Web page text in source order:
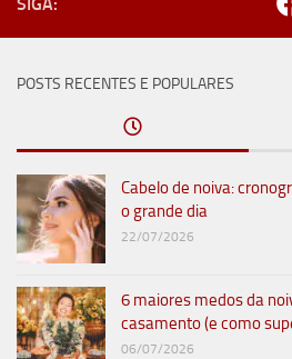
POSTS RECENTES E POPULARES
Cabelo de noiva:
o grande dia
22/07/2026
6 maiores medos da
casamento (e como
06/07/2026